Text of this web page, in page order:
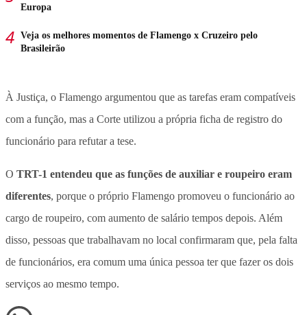
Europa
Veja os melhores momentos de Flamengo x Cruzeiro pelo
Brasileirão
À Justiça, o Flamengo argumentou que as tarefas eram compatíveis
com a função, mas a Corte utilizou a própria ficha de registro do
funcionário para refutar a tese.
O TRT-1 entendeu que as funções de auxiliar e roupeiro eram
diferentes, porque o próprio Flamengo promoveu o funcionário ao
cargo de roupeiro, com aumento de salário tempos depois. Além
disso, pessoas que trabalhavam no local confirmaram que, pela falta
de funcionários, era comum uma única pessoa ter que fazer os dois
serviços ao mesmo tempo.